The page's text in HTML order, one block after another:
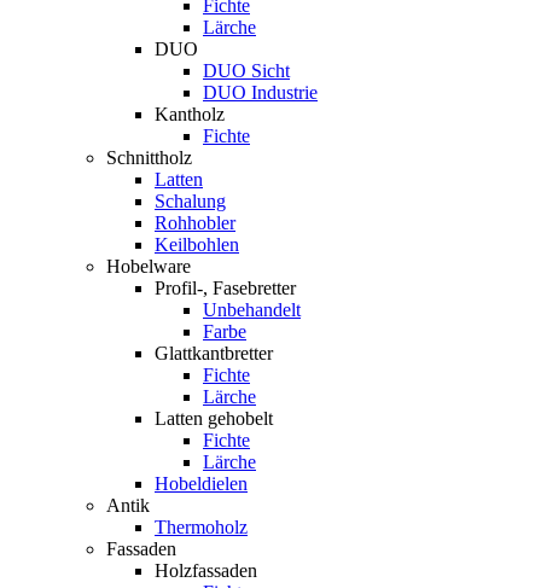
Fichte
Lärche
DUO
DUO Sicht
DUO Industrie
Kantholz
Fichte
Schnittholz
Latten
Schalung
Rohhobler
Keilbohlen
Hobelware
Profil-, Fasebretter
Unbehandelt
Farbe
Glattkantbretter
Fichte
Lärche
Latten gehobelt
Fichte
Lärche
Hobeldielen
Antik
Thermoholz
Fassaden
Holzfassaden